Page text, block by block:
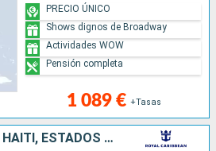
1 089 € +Tasas
PRECIO ÚNICO
Shows dignos de Broadway
Actividades WOW
Pensión completa
BAHAMAS, JAMAICA, HAITI, ESTADOS UNIDOS